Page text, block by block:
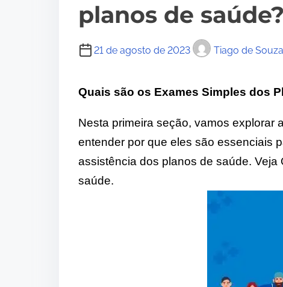
planos de saúde?
21 de agosto de 2023 Tiago de Souza
Quais são os Exames Simples dos
Nesta primeira seção, vamos explorar
entender por que eles são essenciais
assistência dos planos de saúde.
saúde.